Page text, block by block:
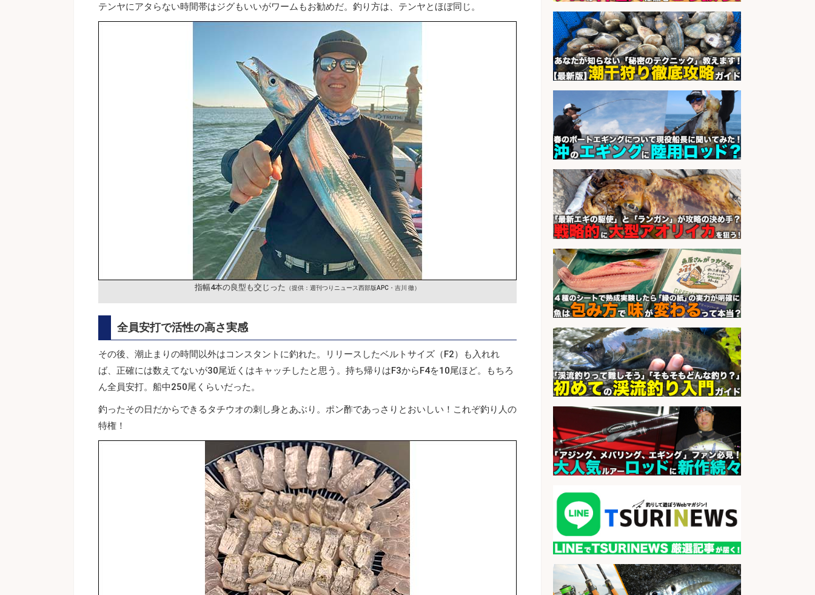
テンヤにアタらない時間帯はジグもいいがワームもお勧めだ。釣り方は、テンヤとほぼ同じ。
指幅4本の良型も交じった （提供：週刊つりニュース西部版APC・吉川 徹）
全員安打で活性の高さ実感
その後、潮止まりの時間以外はコンスタントに釣れた。リリースしたベルトサイズ（F2）も入れれ
ば、正確には数えてないが30尾近くはキャッチしたと思う。持ち帰りはF3からF4を10尾ほど。もちろ
ん全員安打。船中250尾くらいだった。
釣ったその日だからできるタチウオの刺し身とあぶり。ポン酢であっさりとおいしい！これぞ釣り人の
特権！